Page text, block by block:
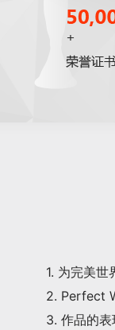
1. 为完美
2. Perfect
3. 作品的